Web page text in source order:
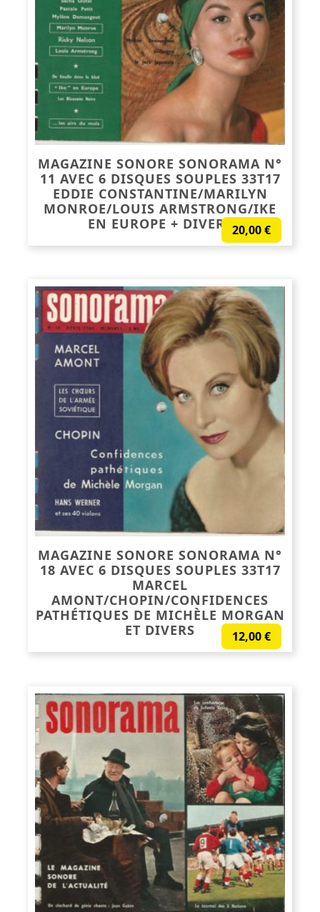
MAGAZINE SONORE SONORAMA N°
11 AVEC 6 DISQUES SOUPLES 33T17
EDDIE CONSTANTINE/MARILYN
MONROE/LOUIS ARMSTRONG/IKE
EN EUROPE + DIVERS20,00€
MAGAZINE SONORE SONORAMA N°
18 AVEC 6 DISQUES SOUPLES 33T17
MARCEL
AMONT/CHOPIN/CONFIDENCES
PATHÉTIQUES DE MICHÈLE MORGAN
ET DIVERS
12,00€